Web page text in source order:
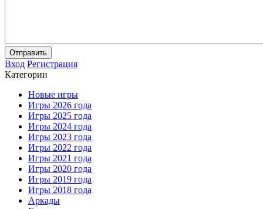
Отправить
Вход Регистрация
Категории
Новые игры
Игры 2026 года
Игры 2025 года
Игры 2024 года
Игры 2023 года
Игры 2022 года
Игры 2021 года
Игры 2020 года
Игры 2019 года
Игры 2018 года
Аркады